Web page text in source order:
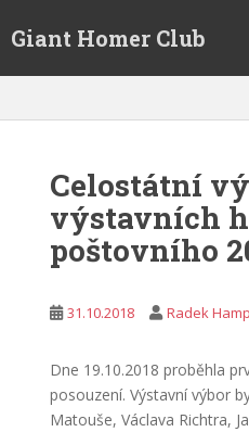
Giant Homer Club
Celostátní
výstavních
poštovního
31.10.2018 Radek
Dne 19.10.2018 proběhla
posouzení. Výstavní výbor
Matouše, Václava Richtra,